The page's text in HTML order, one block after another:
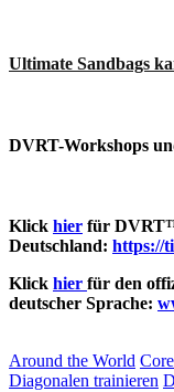
Ultimate Sandbags
DVRT-Workshops
Klick hier für
Deutschland: https://
Klick hier für den
deutscher Sprache:
Around the World
Diagonalen trainieren